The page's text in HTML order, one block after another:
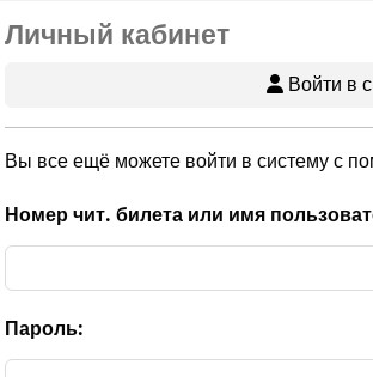
Личный кабинет
Войти в
Вы все ещё можете войти в систему с
Номер чит. билета или имя
Пароль: